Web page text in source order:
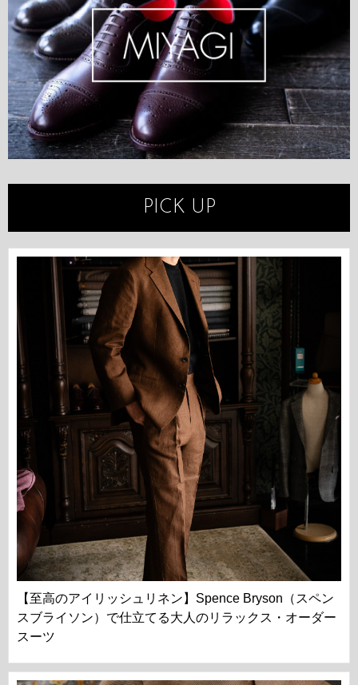
PICK UP
【至高のアイリッシュリネン】Spence Bryson（スペン
スブライソン）で仕立てる大人のリラックス・オーダー
スーツ